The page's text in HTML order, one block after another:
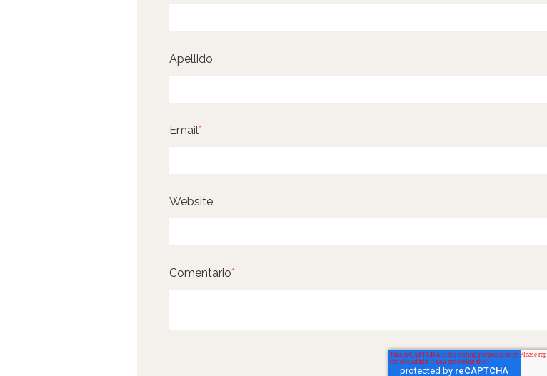
Apellido
Email*
Website
Comentario*